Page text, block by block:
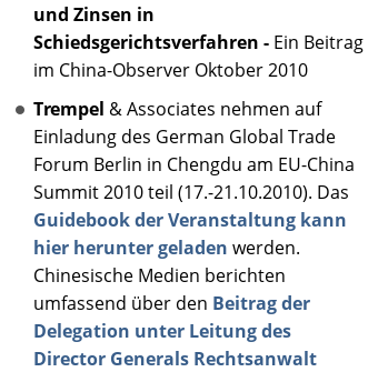
und Zinsen in
Schiedsgerichtsverfahren - Ein Beitrag
im China-Observer Oktober 2010
Trempel & Associates nehmen auf
Einladung des German Global Trade
Forum Berlin in Chengdu am EU-China
Summit 2010 teil (17.-21.10.2010). Das
Guidebook der Veranstaltung kann
hier herunter geladen werden.
Chinesische Medien berichten
umfassend über den Beitrag der
Delegation unter Leitung des
Director Generals Rechtsanwalt